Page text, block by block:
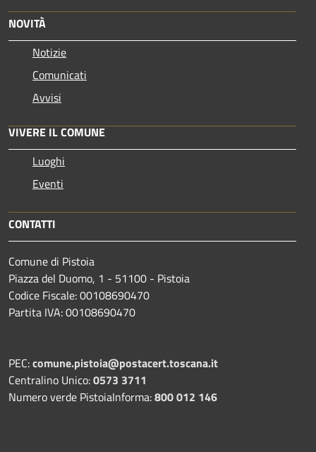
NOVITÀ
Notizie
Comunicati
Avvisi
VIVERE IL COMUNE
Luoghi
Eventi
CONTATTI
Comune di Pistoia
Piazza del Duomo, 1 - 51100 - Pistoia
Codice Fiscale: 00108690470
Partita IVA: 00108690470
PEC:comune.pistoia@postacert.toscana.it
Centralino Unico:0573 3711
Numero verde PistoiaInforma:800 012 146